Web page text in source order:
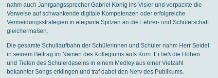
nahm auch Jahrgangssprecher Gabriel König ins Visier und verpackte die
Verweise auf schwankende digitale Kompetenzen oder erfolgreiche
Vermeidungsstrategien in elegante Spitzen an die Lehrer- und Schülerschaft
gleichermaßen.
Die gesamte Schullaufbahn der Schülerinnen und Schüler nahm Herr Seidel
in seinem Beitrag im Namen des Kollegiums aufs Korn: Er ließ die Höhen
und Tiefen des Schülerdaseins in einem Medley aus einer Vielzahl
bekannter Songs erklingen und traf dabei den Nerv des Publikums.